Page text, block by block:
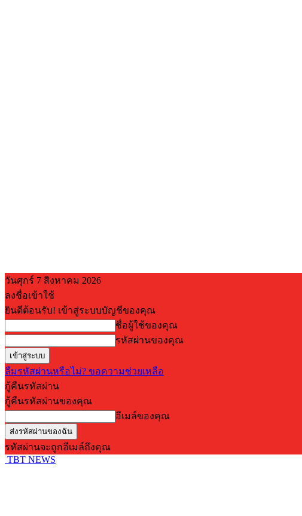
วันศุกร์ 7 สิงหาคม 2026
ลงชื่อเข้าใช้
ยินดีต้อนรับ! เข้าสู่ระบบบัญชีของคุณ
ชื่อผู้ใช้ของคุณ
รหัสผ่านของคุณ
ลืมรหัสผ่านหรือไม่? ขอความช่วยเหลือ
กู้คืนรหัสผ่าน
กู้คืนรหัสผ่านของคุณ
อีเมล์ของคุณ
รหัสผ่านจะถูกอีเมล์ถึงคุณ
TBT NEWS